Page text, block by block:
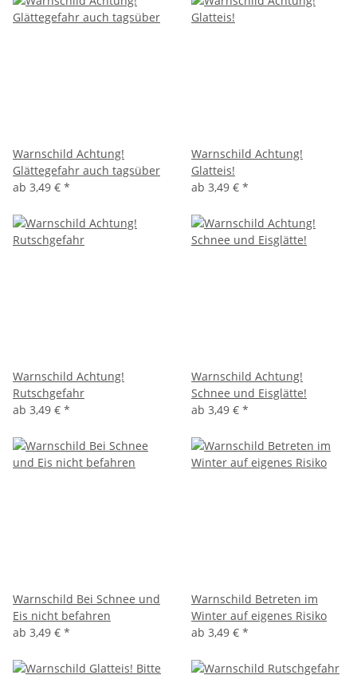
Warnschild Achtung!
Glättegefahr auch tagsüber
ab 3,49 € *
Warnschild Achtung!
Glatteis!
ab 3,49 € *
Warnschild Achtung!
Rutschgefahr
ab 3,49 € *
Warnschild Achtung!
Schnee und Eisglätte!
ab 3,49 € *
Warnschild Bei Schnee und
Eis nicht befahren
ab 3,49 € *
Warnschild Betreten im
Winter auf eigenes Risiko
ab 3,49 € *